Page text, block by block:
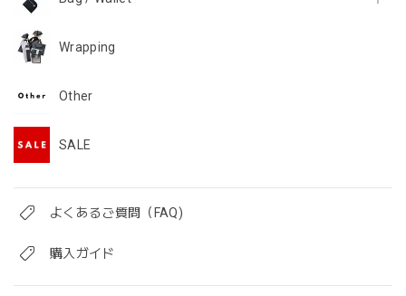
Wrapping
Other
SALE
よくあるご質問（FAQ)
購入ガイド